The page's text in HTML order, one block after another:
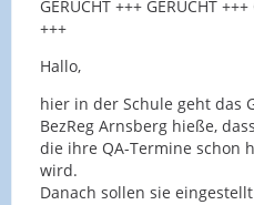
GERÜCHT +++ GERÜCHT
+++
Hallo,
hier in der Schule geht das
BezReg Arnsberg hieße,
die ihre QA-Termine schon
wird.
Danach sollen sie